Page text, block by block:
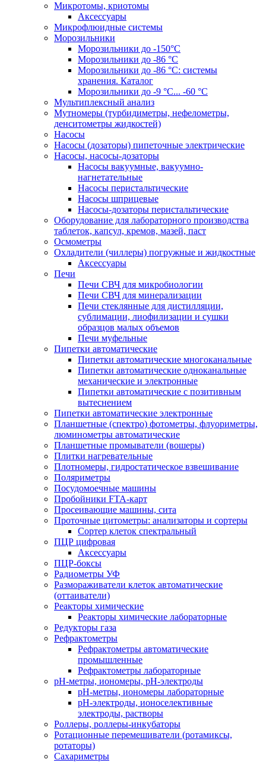
Микротомы, криотомы
Аксессуары
Микрофлюидные системы
Морозильники
Морозильники до -150°С
Морозильники до -86 °C
Морозильники до -86 °C: системы
хранения. Каталог
Морозильники до -9 °C... -60 °C
Мультиплексный анализ
Мутномеры (турбидиметры, нефелометры,
денситометры жидкостей)
Насосы
Насосы (дозаторы) пипеточные электрические
Насосы, насосы-дозаторы
Насосы вакуумные, вакуумно-
нагнетательные
Насосы перистальтические
Насосы шприцевые
Насосы-дозаторы перистальтические
Оборудование для лабораторного производства
таблеток, капсул, кремов, мазей, паст
Осмометры
Охладители (чиллеры) погружные и жидкостные
Аксессуары
Печи
Печи СВЧ для микробиологии
Печи СВЧ для минерализации
Печи стеклянные для дистилляции,
сублимации, лиофилизации и сушки
образцов малых объемов
Печи муфельные
Пипетки автоматические
Пипетки автоматические многоканальные
Пипетки автоматические одноканальные
механические и электронные
Пипетки автоматические с позитивным
вытеснением
Пипетки автоматические электронные
Планшетные (спектро) фотометры, флуориметры,
люминометры автоматические
Планшетные промыватели (вошеры)
Плитки нагревательные
Плотномеры, гидростатическое взвешивание
Поляриметры
Посудомоечные машины
Пробойники FTA-карт
Просеивающие машины, сита
Проточные цитометры: анализаторы и сортеры
Сортер клеток спектральный
ПЦР цифровая
Аксессуары
ПЦР-боксы
Радиометры УФ
Размораживатели клеток автоматические
(оттаиватели)
Реакторы химические
Реакторы химические лабораторные
Редукторы газа
Рефрактометры
Рефрактометры автоматические
промышленные
Рефрактометры лабораторные
рН-метры, иономеры, рН-электроды
рН-метры, иономеры лабораторные
рН-электроды, ионоселективные
электроды, растворы
Роллеры, роллеры-инкубаторы
Ротационные перемешиватели (ротамиксы,
ротаторы)
Сахариметры